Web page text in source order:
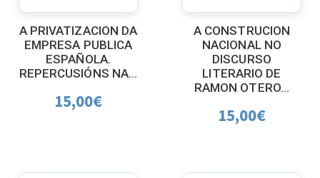
A PRIVATIZACION DA
EMPRESA PUBLICA
ESPAÑOLA.
REPERCUSIÓNS NA...
15,00€
A CONSTRUCION
NACIONAL NO
DISCURSO
LITERARIO DE
RAMON OTERO...
15,00€